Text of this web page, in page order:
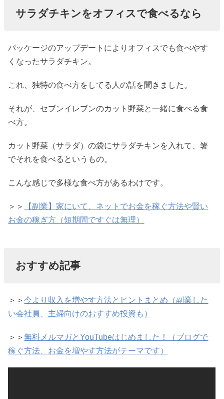
サラダチキンをオフィスで食べるなら
パッケージのアップデートによりオフィスでも食べやす
くなったサラダチキン。
これ、独特の食べ方をしてる人の話を聞きました。
それが、セブンイレブンのカット野菜と一緒に食べる食
べ方。
カット野菜（サラダ）の袋にサラダチキンを入れて、箸
でそれを食べるというもの。
こんな感じで多様な食べ方があるわけです。
＞＞
【副業】家にいて、ネットでお金を稼ぐ方法や賢い
お金の稼ぎ方（短期間ですぐは無理）
おすすめ記事
＞＞今より収入を増やす方法とヒントまとめ（副業した
い会社員、主婦向けのおすすめ投資も）
＞＞無料メルマガとYouTubeはじめました！（ブログで
稼ぐ方法、お金を増やす方法がテーマです）